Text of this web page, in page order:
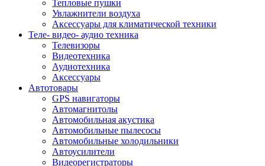
Тепловые пушки
Увлажнители воздуха
Аксессуары для климатической техники
Теле- видео- аудио техника
Телевизоры
Видеотехника
Аудиотехника
Аксессуары
Автотовары
GPS навигаторы
Автомагнитолы
Автомобильная акустика
Автомобильные пылесосы
Автомобильные холодильники
Автоусилители
Видеорегистраторы